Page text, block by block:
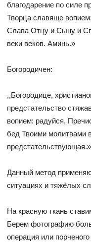
благодарение по силе
Творца славяще
Слава Отцу и Сыну и
веки веков. Аминь.»
Богородичен:
,,Богородице,
предстательство
вопием: радуйся,
бед Твоими молитвами
предстательствующая.»
Данный метод
ситуациях и тяжёлых
На красную ткань
Берем фотографию
операция или